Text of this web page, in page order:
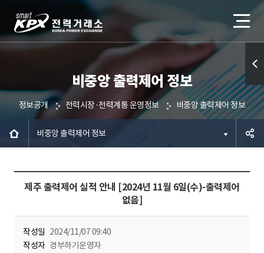
비중앙 출력제어 정보
정보공개 전력시장·전력계통 운영정보 비중앙 출력제어 정보
비중앙 출력제어 정보
기
제주 출력제어 실적 안내 [2024년 11월 6일(수)-출력제어
없음]
작성일 2024/11/07 09:40
작성자 경부하기운영자
퀵메
뉴 열
기